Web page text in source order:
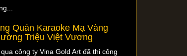
Quán Karaoke Mạ Vàng
Triệu Việt Vương
công ty Vina Gold Art đã thi công